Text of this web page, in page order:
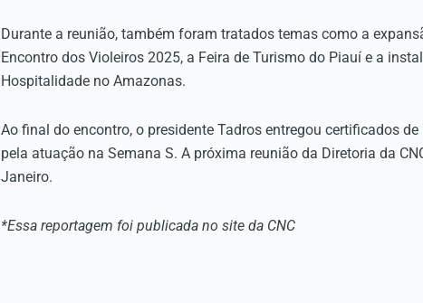
Durante a reunião, também foram tratados temas como a
Encontro dos Violeiros 2025, a Feira de Turismo do Piauí e a
Hospitalidade no Amazonas.
Ao final do encontro, o presidente Tadros entregou certificados
pela atuação na Semana S. A próxima reunião da Diretoria da
Janeiro.
*Essa reportagem foi publicada no site da CNC